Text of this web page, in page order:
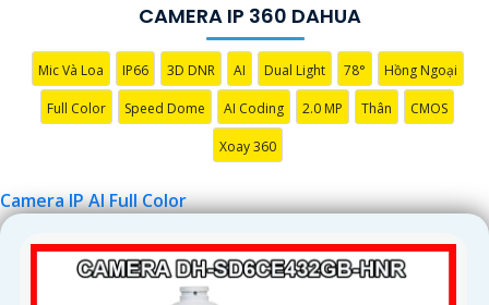
'
CAMERA IP 360 DAHUA
Mic Và Loa IP66 3D DNR AI Dual Light 78° Hồng Ngoại
Full Color Speed Dome AI Coding 2.0 MP Thân CMOS
Xoay 360
Camera IP AI Full Color